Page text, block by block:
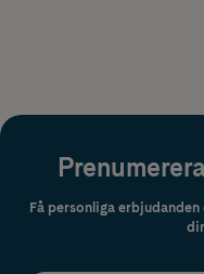
Få personliga